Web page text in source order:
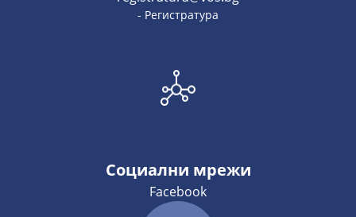
- Регистратура
Социални мрежи
Facebook